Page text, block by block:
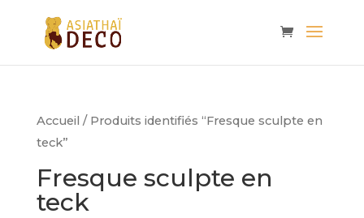
Accueil / Produits identifiés “Fresque sculpte en
teck”
Fresque sculpte en
teck